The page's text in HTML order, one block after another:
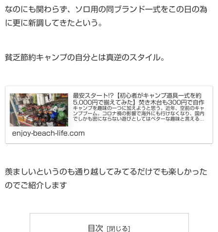
なのにも関わらず、ソロ用の同ブランド一式をこの日の為
に更に新調してきたという。
貧乏節約キャンプの自分とは真逆のスタイル。
最安スタート!?【初心者がキャンプ道具一式を約
5,000円で揃えてみた】焚き木台も300円で自作
キャンプを趣味の一つに加えようと思う。近年、空前のキャ
ンプブーム。コロナ禍の影響で海外にも行けなくなり、国内
でしかも密にならない遊びとしてはベターな趣味と言える。
enjoy-beach-life.com
羨ましいというのも通り越してみてるだけでも楽しかった
のでご紹介します
目次